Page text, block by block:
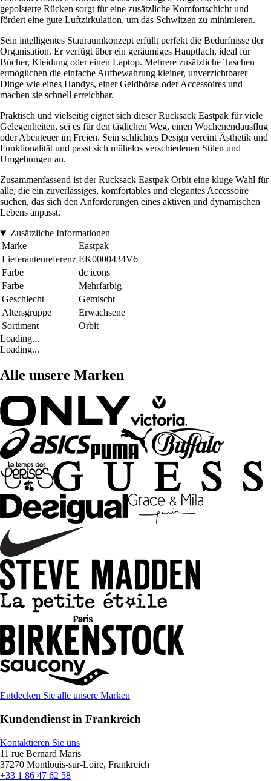
gepolsterte Rücken sorgt für eine zusätzliche Komfortschicht und
fördert eine gute Luftzirkulation, um das Schwitzen zu minimieren.
Sein intelligentes Stauraumkonzept erfüllt perfekt die Bedürfnisse der
Organisation. Er verfügt über ein geräumiges Hauptfach, ideal für
Bücher, Kleidung oder einen Laptop. Mehrere zusätzliche Taschen
ermöglichen die einfache Aufbewahrung kleiner, unverzichtbarer
Dinge wie eines Handys, einer Geldbörse oder Accessoires und
machen sie schnell erreichbar.
Praktisch und vielseitig eignet sich dieser Rucksack Eastpak für viele
Gelegenheiten, sei es für den täglichen Weg, einen Wochenendausflug
oder Abenteuer im Freien. Sein schlichtes Design vereint Ästhetik und
Funktionalität und passt sich mühelos verschiedenen Stilen und
Umgebungen an.
Zusammenfassend ist der Rucksack Eastpak Orbit eine kluge Wahl für
alle, die ein zuverlässiges, komfortables und elegantes Accessoire
suchen, das sich den Anforderungen eines aktiven und dynamischen
Lebens anpasst.
Zusätzliche Informationen
Marke
Eastpak
Lieferantenreferenz EK0000434V6
Farbe
dc icons
Farbe
Mehrfarbig
Geschlecht
Gemischt
Altersgruppe
Erwachsene
Sortiment
Orbit
Loading...
Loading...
Alle unsere Marken
Entdecken Sie alle unsere Marken
Kundendienst in Frankreich
Kontaktieren Sie uns
11 rue Bernard Maris
37270 Montlouis-sur-Loire, Frankreich
+33 1 86 47 62 58